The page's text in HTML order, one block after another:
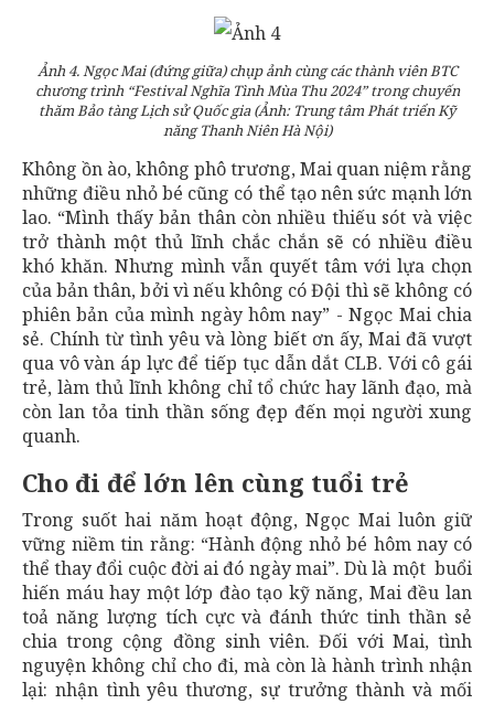
Ảnh 4. Ngọc Mai (đứng giữa) chụp ảnh cùng các thành viên BTC
chương trình “Festival Nghĩa Tình Mùa Thu 2024” trong chuyến
thăm Bảo tàng Lịch sử Quốc gia (Ảnh: Trung tâm Phát triển Kỹ
năng Thanh Niên Hà Nội)
Không ồn ào, không phô trương, Mai quan niệm rằng
những điều nhỏ bé cũng có thể tạo nên sức mạnh lớn
lao. “Mình thấy bản thân còn nhiều thiếu sót và việc
trở thành một thủ lĩnh chắc chắn sẽ có nhiều điều
khó khăn. Nhưng mình vẫn quyết tâm với lựa chọn
của bản thân, bởi vì nếu không có Đội thì sẽ không có
phiên bản của mình ngày hôm nay” - Ngọc Mai chia
sẻ. Chính từ tình yêu và lòng biết ơn ấy, Mai đã vượt
qua vô vàn áp lực để tiếp tục dẫn dắt CLB. Với cô gái
trẻ, làm thủ lĩnh không chỉ tổ chức hay lãnh đạo, mà
còn lan tỏa tinh thần sống đẹp đến mọi người xung
quanh.
Cho đi để lớn lên cùng tuổi trẻ
Trong suốt hai năm hoạt động, Ngọc Mai luôn giữ
vững niềm tin rằng: “Hành động nhỏ bé hôm nay có
thể thay đổi cuộc đời ai đó ngày mai”. Dù là một buổi
hiến máu hay một lớp đào tạo kỹ năng, Mai đều lan
toả năng lượng tích cực và đánh thức tinh thần sẻ
chia trong cộng đồng sinh viên. Đối với Mai, tình
nguyện không chỉ cho đi, mà còn là hành trình nhận
lại: nhận tình yêu thương, sự trưởng thành và mối